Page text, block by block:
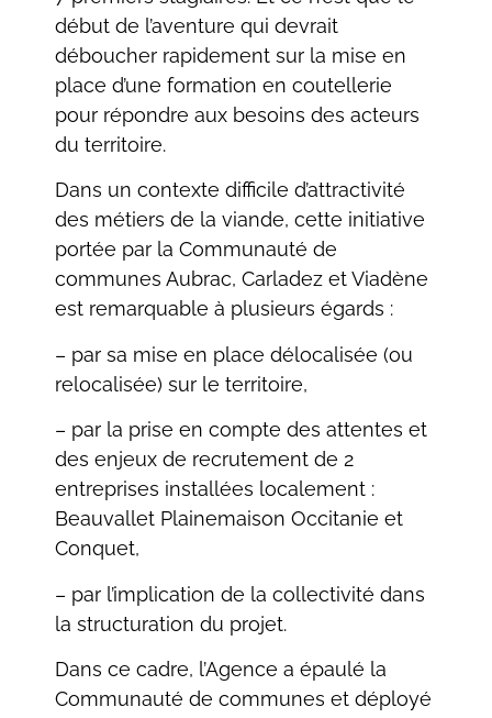
début de l’aventure qui devrait
déboucher rapidement sur la mise en
place d’une formation en coutellerie
pour répondre aux besoins des acteurs
du territoire.
Dans un contexte difficile d’attractivité
des métiers de la viande, cette initiative
portée par la Communauté de
communes Aubrac, Carladez et Viadène
est remarquable à plusieurs égards :
– par sa mise en place délocalisée (ou
relocalisée) sur le territoire,
– par la prise en compte des attentes et
des enjeux de recrutement de 2
entreprises installées localement :
Beauvallet Plainemaison Occitanie et
Conquet,
– par l’implication de la collectivité dans
la structuration du projet.
Dans ce cadre, l’Agence a épaulé la
Communauté de communes et déployé